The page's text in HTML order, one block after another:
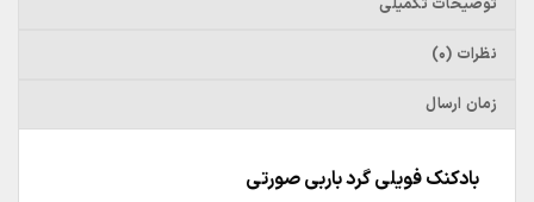
نظرات (0)
زمان ارسال
بادکنک فویلی گرد باربی صورتی